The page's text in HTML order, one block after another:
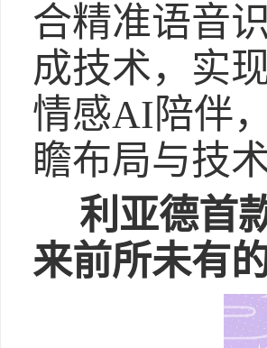
合精准语音
成技术，实
情感AI陪伴
瞻布局与技
利亚德首
来前所未有